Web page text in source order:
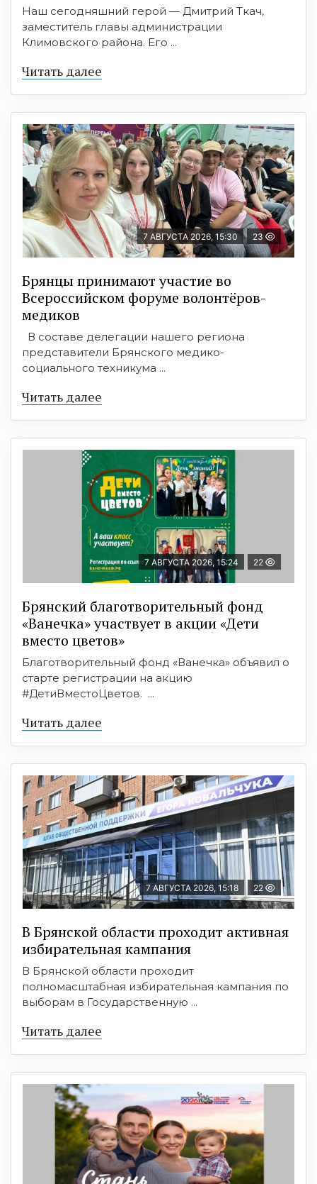
Наш сегодняшний герой — Дмитрий Ткач,
заместитель главы администрации
Климовского района. Его ...
Читать далее
7 АВГУСТА 2026, 15:30 23
Брянцы принимают участие во
Всероссийском форуме волонтёров-
медиков
В составе делегации нашего региона
представители Брянского медико-
социального техникума ...
Читать далее
7 АВГУСТА 2026, 15:24 22
Брянский благотворительный фонд
«Ванечка» участвует в акции «Дети
вместо цветов»
Благотворительный фонд «Ванечка» объявил о
старте регистрации на акцию
#ДетиВместоЦветов. ...
Читать далее
7 АВГУСТА 2026, 15:18 22
В Брянской области проходит активная
избирательная кампания
В Брянской области проходит
полномасштабная избирательная кампания по
выборам в Государственную ...
Читать далее